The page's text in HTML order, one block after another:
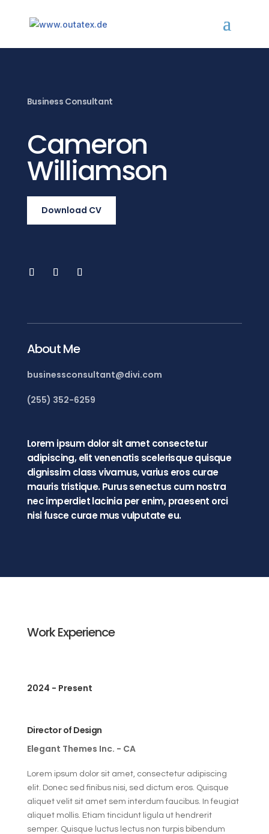
Business Consultant
Cameron
Williamson
Download CV
About Me
businessconsultant@divi.com
(255) 352-6259
Lorem ipsum dolor sit amet consectetur
adipiscing, elit venenatis scelerisque quisque
dignissim class vivamus, varius eros curae
mauris tristique. Purus senectus cum nostra
nec imperdiet lacinia per enim, praesent orci
nisi fusce curae mus vulputate eu.
Work Experience
2024 - Present
Director of Design
Elegant Themes Inc. - CA
Lorem ipsum dolor sit amet, consectetur adipiscing
elit. Donec sed finibus nisi, sed dictum eros. Quisque
aliquet velit sit amet sem interdum faucibus. In feugiat
aliquet mollis. Etiam tincidunt ligula ut hendrerit
semper. Quisque luctus lectus non turpis bibendum